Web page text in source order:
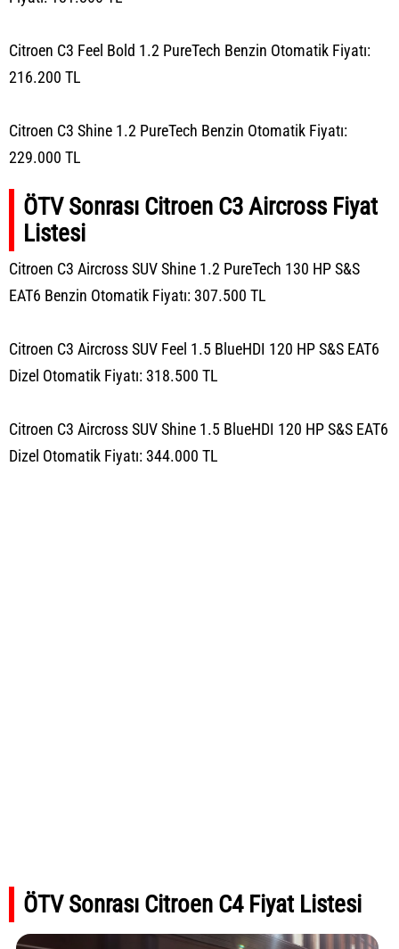
Citroen C3 Feel Bold 1.2 PureTech Benzin Otomatik Fiyatı:
216.200 TL
Citroen C3 Shine 1.2 PureTech Benzin Otomatik Fiyatı:
229.000 TL
ÖTV Sonrası Citroen C3 Aircross Fiyat
Listesi
Citroen C3 Aircross SUV Shine 1.2 PureTech 130 HP S&S
EAT6 Benzin Otomatik Fiyatı: 307.500 TL
Citroen C3 Aircross SUV Feel 1.5 BlueHDI 120 HP S&S EAT6
Dizel Otomatik Fiyatı: 318.500 TL
Citroen C3 Aircross SUV Shine 1.5 BlueHDI 120 HP S&S EAT6
Dizel Otomatik Fiyatı: 344.000 TL
ÖTV Sonrası Citroen C4 Fiyat Listesi